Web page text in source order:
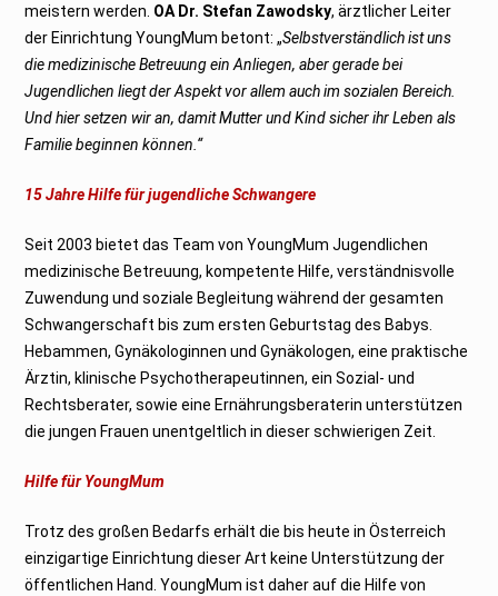
meistern werden. OA Dr. Stefan Zawodsky, ärztlicher Leiter
der Einrichtung YoungMum betont: „Selbstverständlich ist uns
die medizinische Betreuung ein Anliegen, aber gerade bei
Jugendlichen liegt der Aspekt vor allem auch im sozialen Bereich.
Und hier setzen wir an, damit Mutter und Kind sicher ihr Leben als
Familie beginnen können.“
15 Jahre Hilfe für jugendliche Schwangere
Seit 2003 bietet das Team von YoungMum Jugendlichen
medizinische Betreuung, kompetente Hilfe, verständnisvolle
Zuwendung und soziale Begleitung während der gesamten
Schwangerschaft bis zum ersten Geburtstag des Babys.
Hebammen, Gynäkologinnen und Gynäkologen, eine praktische
Ärztin, klinische Psychotherapeutinnen, ein Sozial- und
Rechtsberater, sowie eine Ernährungsberaterin unterstützen
die jungen Frauen unentgeltlich in dieser schwierigen Zeit.
Hilfe für YoungMum
Trotz des großen Bedarfs erhält die bis heute in Österreich
einzigartige Einrichtung dieser Art keine Unterstützung der
öffentlichen Hand. YoungMum ist daher auf die Hilfe von